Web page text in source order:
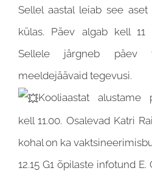
Sellel aastal leiab see aset
külas. Päev algab kell 11
Sellele järgneb päev
meeldejäävaid tegevusi.
Kooliaastat alustame
kell 11.00. Osalevad Katri
kohal on ka
12.15 G1 õpilaste infotund